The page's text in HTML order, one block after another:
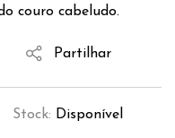
couro cabeludo.
Partilhar
Stock: Disponível